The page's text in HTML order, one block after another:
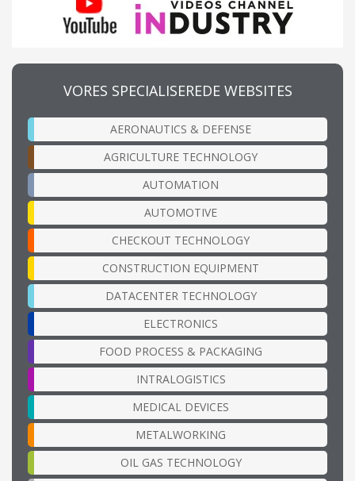
VORES SPECIALISEREDE WEBSITES
AERONAUTICS & DEFENSE
AGRICULTURE TECHNOLOGY
AUTOMATION
AUTOMOTIVE
CHECKOUT TECHNOLOGY
CONSTRUCTION EQUIPMENT
DATACENTER TECHNOLOGY
ELECTRONICS
FOOD PROCESS & PACKAGING
INTRALOGISTICS
MEDICAL DEVICES
METALWORKING
OIL GAS TECHNOLOGY